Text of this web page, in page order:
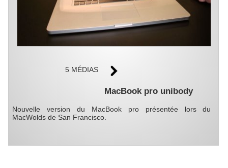
5 MÉDIAS
MacBook pro unibody
Nouvelle version du MacBook pro présentée lors du
MacWolds de San Francisco.